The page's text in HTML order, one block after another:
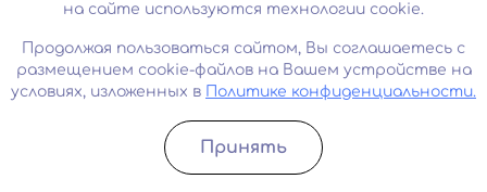
ДОКТОРА ГЛАДЫШЕВА
Срочный вызов
Записатьcя
на сайте используются технологии cookie.
Продолжая пользоваться сайтом, Вы соглашаетесь с
размещением cookie-файлов на Вашем устройстве на
условиях, изложенных в
Политике конфиденциальности.
Принять